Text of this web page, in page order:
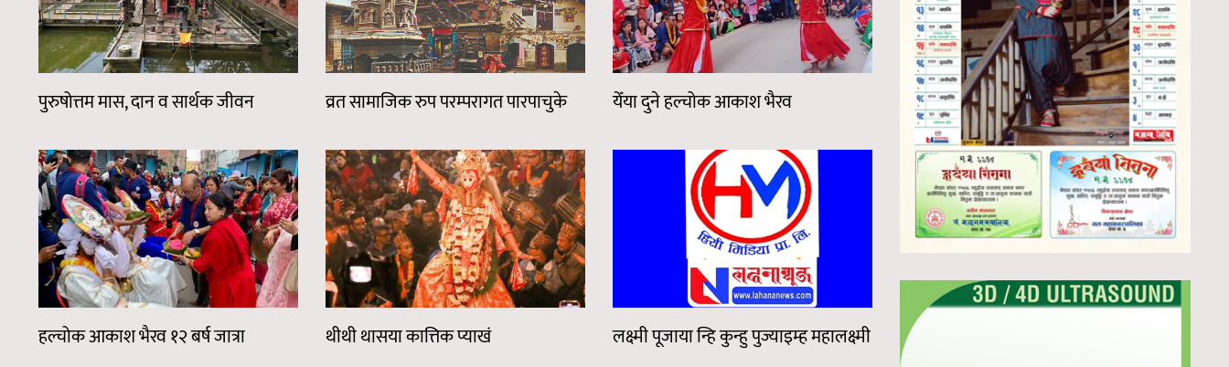
पुरुषोत्तम मास, दान व सार्थक जीवन व्रत सामाजिक रुप परम्परागत पारपाचुके येँया दुने हल्चोक आकाश भैरव
हल्चोक आकाश भैरव १२ बर्ष जात्रा थीथी थासया कात्तिक प्याखं लक्ष्मी पूजाया न्हि कुन्हु पुज्याइम्ह महालक्ष्मी